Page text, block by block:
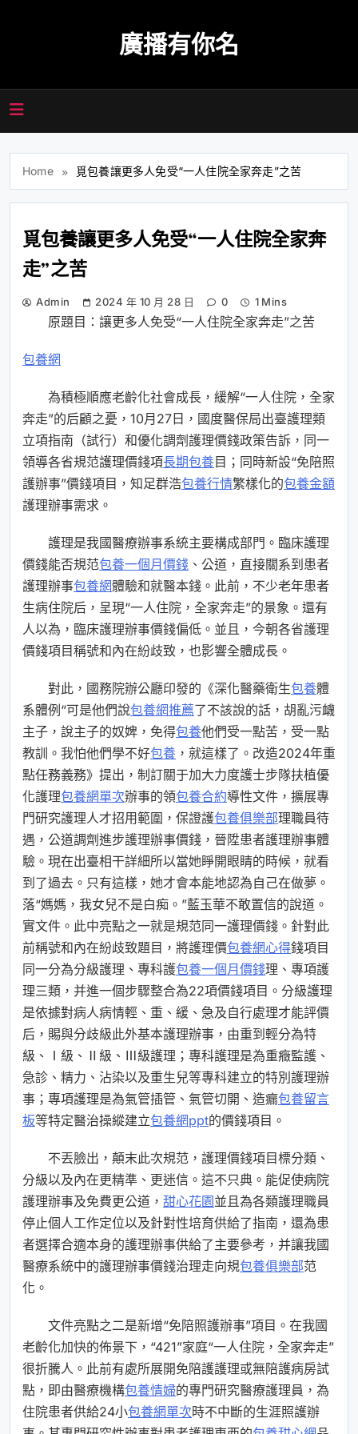
廣播有你名
Home 覓包養讓更多人免受“一人住院全家奔走”之苦
覓包養讓更多人免受“一人住院全家奔
走”之苦
Admin 2024 年 10 月 28 日 0 1 Mins
原題目：讓更多人免受“一人住院全家奔走”之苦
包養網
為積極順應老齡化社會成長，緩解“一人住院，全家
奔走”的后顧之憂，10月27日，國度醫保局出臺護理類
立項指南（試行）和優化調劑護理價錢政策告訴，同一
領導各省規范護理價錢項長期包養目；同時新設“免陪照
護辦事”價錢項目，知足群浩包養行情繁樣化的包養金額
護理辦事需求。
護理是我國醫療辦事系統主要構成部門。臨床護理
價錢能否規范包養一個月價錢 、公道，直接關系到患者
護理辦事包養網體驗和就醫本錢。此前，不少老年患者
生病住院后，呈現“一人住院，全家奔走”的景象。還有
人以為，臨床護理辦事價錢偏低。並且，今朝各省護理
價錢項目稱號和內在紛歧致，也影響全體成長。
對此，國務院辦公廳印發的《深化醫藥衛生包養體
系體例“可是他們說包養網推薦了不該說的話，胡亂污衊
主子，說主子的奴婢，免得包養他們受一點苦，受一點
教訓。我怕他們學不好包養 ，就這樣了。改造2024年重
點任務義務》提出，制訂關于加大力度護士步隊扶植優
化護理包養網單次辦事的領包養合約導性文件，擴展專
門研究護理人才招用範圍，保證護包養俱樂部理職員待
遇，公道調劑進步護理辦事價錢，晉陞患者護理辦事體
驗。現在出臺相干詳細所以當她睜開眼睛的時候，就看
到了過去。只有這樣，她才會本能地認為自己在做夢。
落“媽媽，我女兒不是白痴。”藍玉華不敢置信的說道。
實文件。此中亮點之一就是規范同一護理價錢。針對此
前稱號和內在紛歧致題目，將護理價包養網心得錢項目
同一分為分級護理、專科護包養一個月價錢理、專項護
理三類，并進一個步驟整合為22項價錢項目。分級護理
是依據對病人病情輕、重、緩、急及自行處理才能評價
后，賜與分歧級此外基本護理辦事，由重到輕分為特
級、Ⅰ級、Ⅱ級、Ⅲ級護理；專科護理是為重癥監護、
急診、精力、沾染以及重生兒等專科建立的特別護理辦
事；專項護理是為氣管插管、氣管切開、造瘺包養留言
板等特定醫治操縱建立包養網ppt的價錢項目。
不丟臉出，顛末此次規范，護理價錢項目標分類、
分級以及內在更精準、更迷信。這不只典。能促使病院
護理辦事及免費更公道， 甜心花園並且為各類護理職員
停止個人工作定位以及針對性培育供給了指南，還為患
者選擇合適本身的護理辦事供給了主要參考，并讓我國
醫療系統中的護理辦事價錢治理走向規包養俱樂部范
化。
文件亮點之二是新增“免陪照護辦事”項目。在我國
老齡化加快的佈景下，“421”家庭“一人住院，全家奔走”
很折騰人。此前有處所展開免陪護護理或無陪護病房試
點，即由醫療機構包養情婦的專門研究醫療護理員，為
住院患者供給24小包養網單次時不中斷的生涯照護辦